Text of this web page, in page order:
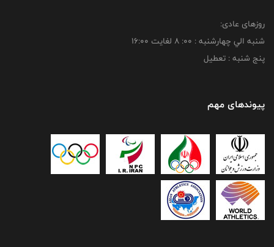
روزهای عادی:
شنبه الي چهارشنبه : 00: 8 لغايت 16:00
پنج شنبه : تعطیل
پیوندهای مهم